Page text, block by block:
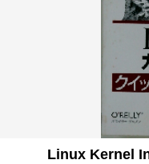
Linux Kernel